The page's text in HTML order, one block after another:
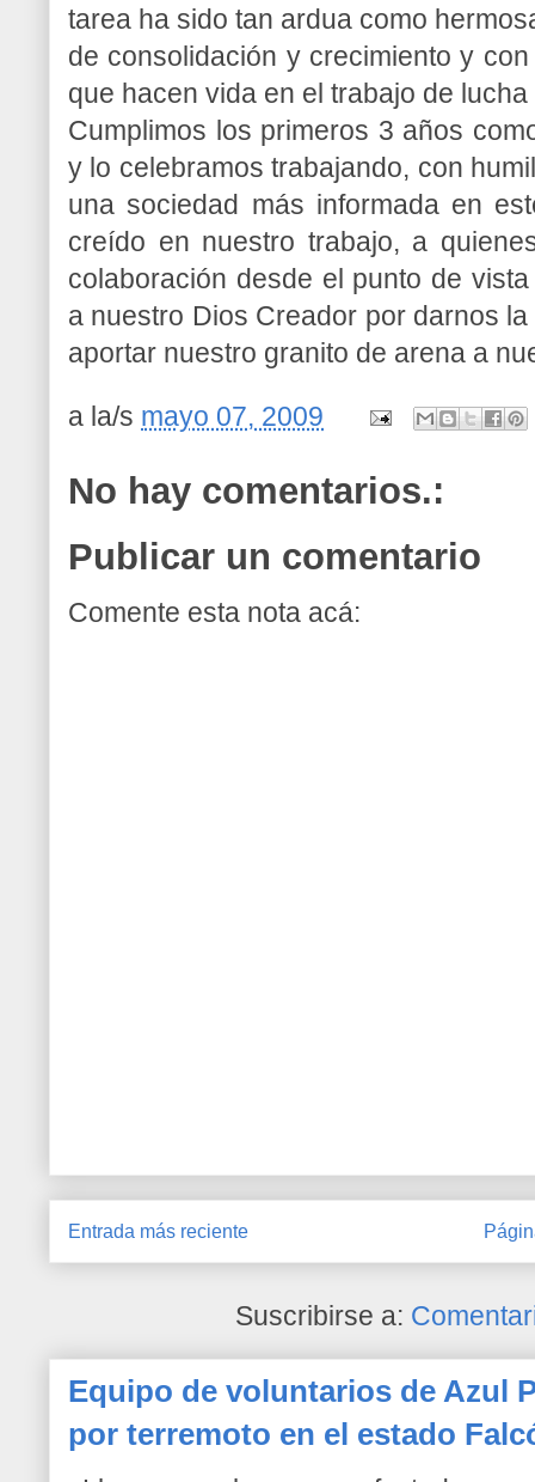
tarea ha sido tan ardua como
de consolidación y crecimiento y
que hacen vida en el trabajo de
Cumplimos los primeros 3 años
y lo celebramos trabajando, con
una sociedad más informada en
creído en nuestro trabajo, a
colaboración desde el punto de
a nuestro Dios Creador por darnos
aportar nuestro granito de arena a
a la/s mayo 07, 2009
No hay comentarios.:
Publicar un comentario
Comente esta nota acá:
Entrada más reciente
Suscribirse a:
Equipo de voluntarios de Azul
por terremoto en el estado